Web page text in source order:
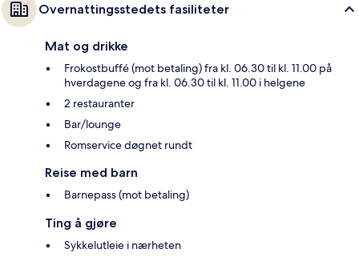
Overnattingsstedets fasiliteter
Mat og drikke
Frokostbuffé (mot betaling) fra kl. 06.30 til kl. 11.00 på
hverdagene og fra kl. 06.30 til kl. 11.00 i helgene
2 restauranter
Bar/lounge
Romservice døgnet rundt
Reise med barn
Barnepass (mot betaling)
Ting å gjøre
Sykkelutleie i nærheten